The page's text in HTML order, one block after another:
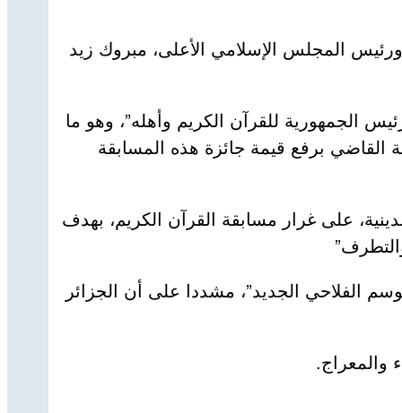
المجلس الإسلامي الأعلى، مبروك زيد
الجمهورية للقرآن الكريم وأهله”، وهو ما
القاضي برفع قيمة جائزة هذه المسابقة
على غرار مسابقة القرآن الكريم، بهدف
الفلاحي الجديد”، مشددا على أن الجزائر
والمعراج.